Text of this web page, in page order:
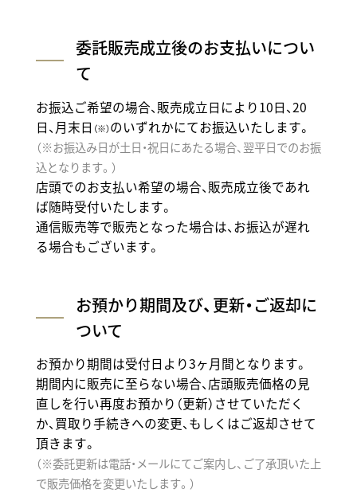
委託販売成立後のお支払いについ
て
お振込ご希望の場合、販売成立日により10日、20
日、月末日 （※）のいずれかにてお振込いたします。
（※お振込み日が土日・祝日にあたる場合、翌平日でのお振
込となります。）
店頭でのお支払い希望の場合、販売成立後であれ
ば随時受付いたします。
通信販売等で販売となった場合は、お振込が遅れ
る場合もございます。
お預かり期間及び、更新・ご返却に
ついて
お預かり期間は受付日より3ヶ月間となります。
期間内に販売に至らない場合、店頭販売価格の見
直しを行い再度お預かり（更新）させていただく
か、買取り手続きへの変更、もしくはご返却させて
頂きます。
（※委託更新は電話・メールにてご案内し、ご了承頂いた上
で販売価格を変更いたします。）